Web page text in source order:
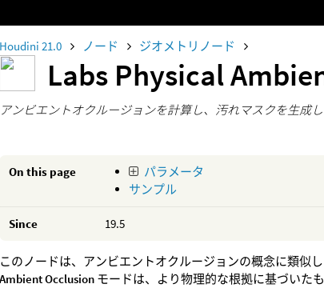
Houdini 21.0 ノード ジオメトリノード
Labs Physical
アンビエントオクルージョンを計算し、汚れマスクを生成
On this page
パラメータ
サンプル
Since 19.5
このノードは、アンビエントオクルージョンの概念に類似
Ambient Occlusion モードは、より物理的な根拠に基づいた